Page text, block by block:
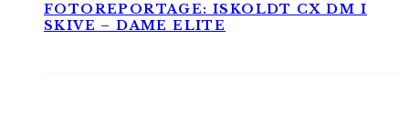
FOTOREPORTAGE: ISKOLDT CX DM I
SKIVE – DAME ELITE